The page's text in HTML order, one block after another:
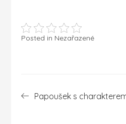
Posted in Nezařazené
proPapoušek s